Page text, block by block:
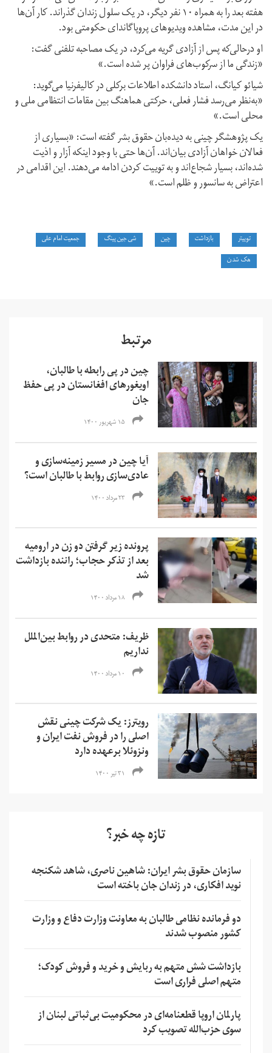
هفته بعد را به همراه ۱۰ نفر دیگر، در یک سلول زندان گذراند. کار آن‌ها
در این مدت، مشاهده ویدیوهای پروپاگاندای حکومتی بود.
او در‌حالی‌که پس از آزادی گریه می‌کرد، در یک مصاحبه تلفنی گفت:
«زندگی ما از سرکوب‌های فراوان پر شده است.»
شیائو کیانگ، استاد دانشکده اطلاعات برکلی در کالیفرنیا می‌گوید:
«به‌نظر می‌رسد فشار فعلی، حرکتی هماهنگ بین مقامات انتظامی ملی و
محلی است.»
یک پژوهشگر چینی به دیده‌بان حقوق بشر گفته است: «بسیاری از
فعالان خواهان آزادی بیان‌اند. آن‌ها حتی با وجود اینکه آزار و اذیت
شده‌اند، بسیار شجاع‌اند و به توییت کردن ادامه می‌دهند. این اقدامی در
اعتراض به سانسور و ظلم است.»
توییتر بازداشت چین شی جین پینگ
جمعیت امام علی
هک شدن
مرتبط
چین در پی رابطه با طالبان،
اویغورهای افغانستان در پی حفظ
جان
۱۵ شهریور ۱۴۰۰
آیا چین در مسیر زمینه‌سازی و
عادی‌سازی روابط با طالبان است؟
۲۳ مرداد ۱۴۰۰
پرونده زیر گرفتن دو زن در ارومیه
بعد از تذکر حجاب؛ راننده بازداشت
شد
۱۸ مرداد ۱۴۰۰
ظریف: متحدی در روابط بین‌الملل
نداریم
۱۰ مرداد ۱۴۰۰
رویترز: یک شرکت چینی نقش
اصلی را در فروش نفت ایران و
ونزوئلا برعهده دارد
۳۱ تیر ۱۴۰۰
تازه چه خبر؟
سازمان حقوق بشر ایران: شاهین ناصری، شاهد شکنجه
نوید افکاری، در زندان جان باخته است
دو فرمانده نظامی طالبان به معاونت وزارت دفاع و وزارت
کشور منصوب شدند
بازداشت شش متهم به ربایش و خرید و فروش کودک؛
متهم اصلی فراری است
پارلمان اروپا قطعنامه‌ای در محکومیت بی‌ثباتی لبنان از
سوی حزب‌الله تصویب کرد